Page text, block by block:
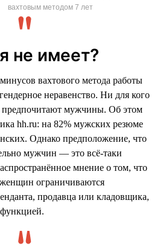
вахтовым методом 7 лет
не имеет?
вахтового метода работы
неравенство. Ни для кого
предпочитают мужчины. Об этом
hh.ru: на 82% мужских резюме
Однако предположение, что
мужчин — это всё-таки
мнение о том, что
ограничиваются
продавца или кладовщика,